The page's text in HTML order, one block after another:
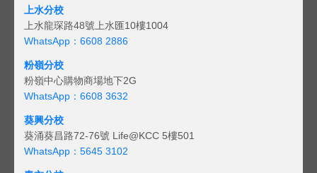
上水分校
上水龍琛路48號上水匯10樓1004
WhatsApp：6608 2886
粉嶺分校
粉嶺中心購物商場地下2G
WhatsApp：6608 3632
葵興分校
葵涌葵昌路72-76號 Life@KCC 5樓501
WhatsApp：5645 3102